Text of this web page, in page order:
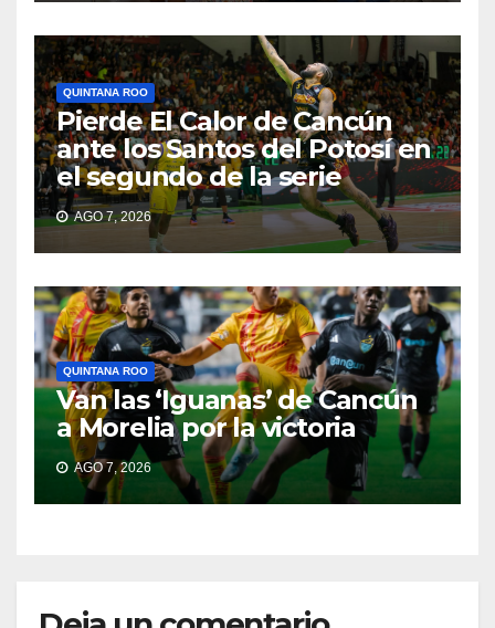
QUINTANA ROO
Pierde El Calor de Cancún
ante los Santos del Potosí en
el segundo de la serie
AGO 7, 2026
QUINTANA ROO
Van las ‘Iguanas’ de Cancún
a Morelia por la victoria
AGO 7, 2026